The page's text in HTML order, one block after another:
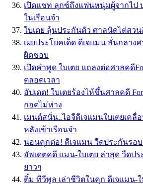
เปิดแชท ลุกซ์ถึงแฟนหนุ่มผู้จากไป บ
ในเรือนจำ
ใบเตย ลุ้นประกันตัว ศาลนัดไต่สว
เผยประโยคเด็ด ดีเจแมน ลั่นกลาง
ผิดชอบ
เปิดคำพูด ใบเตย แถลงต่อศาลคดี
ตลอดเวลา
อัปเดต! ใบเตยร้องไห้ขึ้นศาลคดี
กอดไม่ห่าง
เมนต์สนั่น..ไอจีดีเจแมนใบเตยเค
หลังเข้าเรือนจำ
นอนคุกต่อ! ดีเจแมน วืดประกันรอบ
อัพเดตคดี เเมน-ใบเตย ล่าสุด วืดป
ยาวๆ
ติ๋ม ทีวีพูล เล่าชีวิตในคุก ดีเจเเมน-